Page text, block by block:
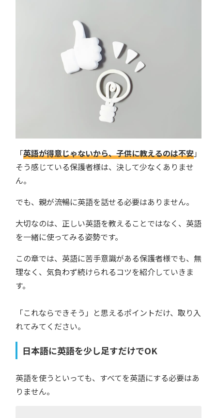
「英語が得意じゃないから、子供に教えるのは不安」
そう感じている保護者様は、決して少なくありませ
ん。
でも、親が流暢に英語を話せる必要はありません。
大切なのは、正しい英語を教えることではなく、英語
を一緒に使ってみる姿勢です。
この章では、英語に苦手意識がある保護者様でも、無
理なく、気負わず続けられるコツを紹介していきま
す。
「これならできそう」と思えるポイントだけ、取り入
れてみてください。
日本語に英語を少し足すだけでOK
英語を使うといっても、すべてを英語にする必要はあ
りません。